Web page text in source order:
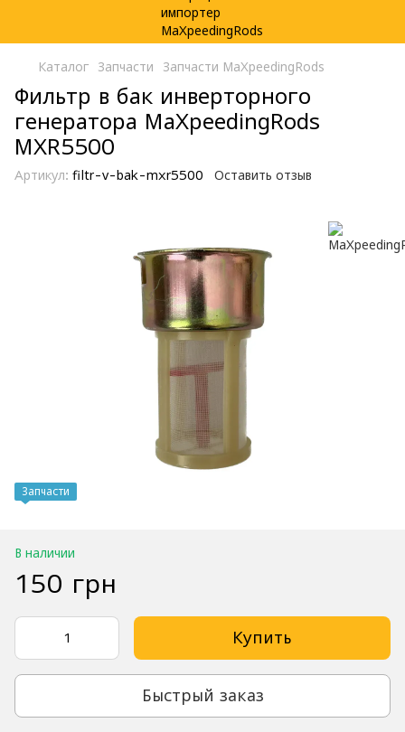
Каталог Запчасти Запчасти MaXpeedingRods
Фильтр в бак инверторного
генератора MaXpeedingRods
MXR5500
Артикул: filtr-v-bak-mxr5500 Оставить отзыв
Запчасти
В наличии
150 грн
Купить
Быстрый заказ